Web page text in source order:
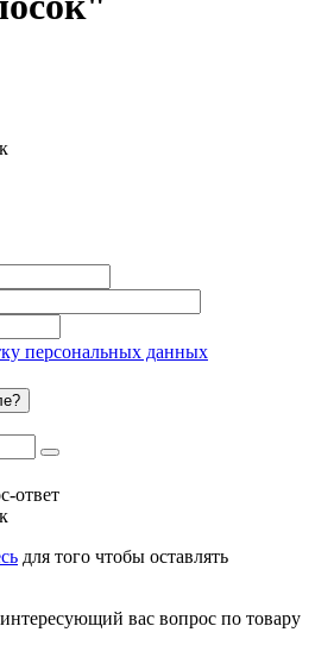
персональных данных
ответ
для того чтобы оставлять
вас вопрос по товару